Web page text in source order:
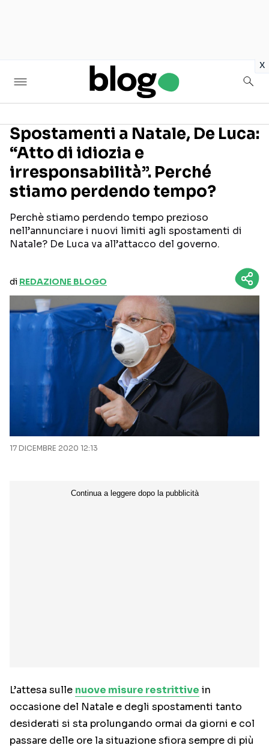
x
Seguici sui social
Spostamenti a Natale, De Luca:
“Atto di idiozia e
irresponsabilità”. Perché
stiamo perdendo tempo?
Perchè stiamo perdendo tempo prezioso
nell’annunciare i nuovi limiti agli spostamenti di
Natale? De Luca va all’attacco del governo.
di REDAZIONE BLOGO
17 DICEMBRE 2020 12:13
L’attesa sulle nuove misure restrittive in
occasione del Natale e degli spostamenti tanto
desiderati si sta prolungando ormai da giorni e col
passare delle ore la situazione sfiora sempre di più